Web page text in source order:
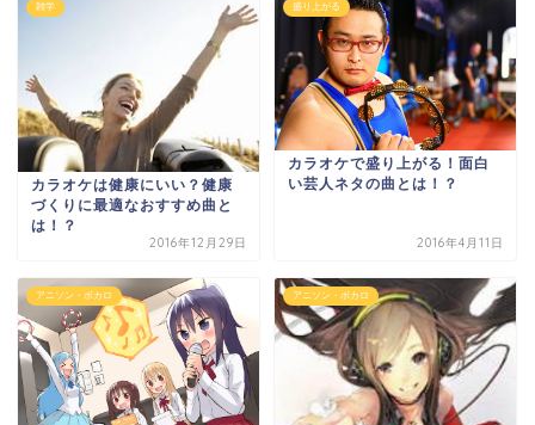
雑学
カラオケは健康にいい？健康
づくりに最適なおすすめ曲と
は！？
2016年12月29日
盛り上がる
カラオケで盛り上がる！面白
い芸人ネタの曲とは！？
2016年4月11日
アニソン・ボカロ アニソン・ボカロ